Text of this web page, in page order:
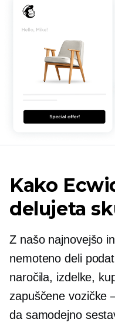
Kako
delujeta
Z našo najnovejšo
nemoteno deli
naročila, izdelke,
zapuščene vozičke
da samodejno